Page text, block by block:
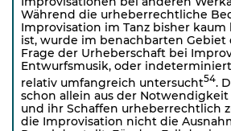
Während die urheberrechtliche
Improvisation im Tanz bisher
ist, wurde im benachbarten Gebiet
Frage der Urheberschaft bei
Entwurfsmusik, oder
relativ umfangreich untersucht54.
schon allein aus der Notwendigkeit
und ihr Schaffen urheberrechtlich
die Improvisation nicht die